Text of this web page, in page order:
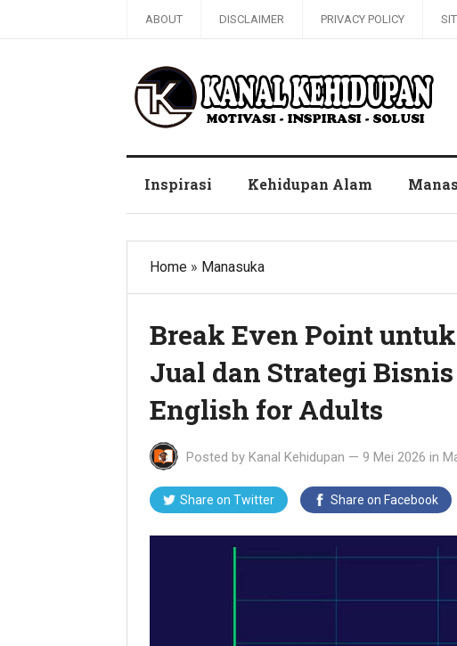
ABOUT DISCLAIMER PRIVACY POLICY
Inspirasi Kehidupan Alam
Home » Manasuka
Break Even Point
Jual dan Strategi Bisnis
English for Adults
Posted by Kanal Kehidupan — 9 Mei 2026 in
Share on Twitter Share on Facebook